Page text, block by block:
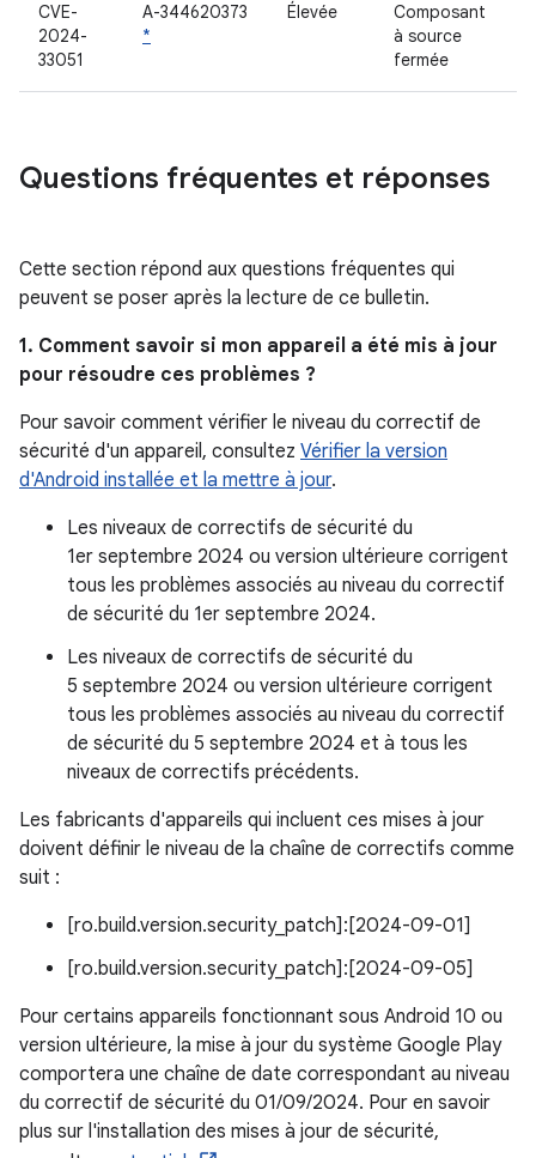
CVE-
2024-
33051
A-344620373
*
Élevée
Composant
à source
fermée
Questions fréquentes et réponses
Cette section répond aux questions fréquentes qui
peuvent se poser après la lecture de ce bulletin.
1. Comment savoir si mon appareil a été mis à jour
pour résoudre ces problèmes ?
Pour savoir comment vérifier le niveau du correctif de
sécurité d'un appareil, consultez Vérifier la version
d'Android installée et la mettre à jour.
Les niveaux de correctifs de sécurité du
1er septembre 2024 ou version ultérieure corrigent
tous les problèmes associés au niveau du correctif
de sécurité du 1er septembre 2024.
Les niveaux de correctifs de sécurité du
5 septembre 2024 ou version ultérieure corrigent
tous les problèmes associés au niveau du correctif
de sécurité du 5 septembre 2024 et à tous les
niveaux de correctifs précédents.
Les fabricants d'appareils qui incluent ces mises à jour
doivent définir le niveau de la chaîne de correctifs comme
suit :
[ro.build.version.security_patch]:[2024-09-01]
[ro.build.version.security_patch]:[2024-09-05]
Pour certains appareils fonctionnant sous Android 10 ou
version ultérieure, la mise à jour du système Google Play
comportera une chaîne de date correspondant au niveau
du correctif de sécurité du 01/09/2024. Pour en savoir
plus sur l'installation des mises à jour de sécurité,